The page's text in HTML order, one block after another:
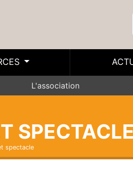
L'association
SPECTACLE
spectacle